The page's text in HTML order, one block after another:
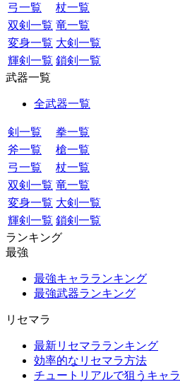
弓一覧
杖一覧
双剣一覧 竜一覧
変身一覧 大剣一覧
輝剣一覧 鎖剣一覧
武器一覧
全武器一覧
剣一覧
拳一覧
斧一覧
槍一覧
弓一覧
杖一覧
双剣一覧 竜一覧
変身一覧 大剣一覧
輝剣一覧 鎖剣一覧
ランキング
最強
最強キャラランキング
最強武器ランキング
リセマラ
最新リセマラランキング
効率的なリセマラ方法
チュートリアルで狙うキャラ